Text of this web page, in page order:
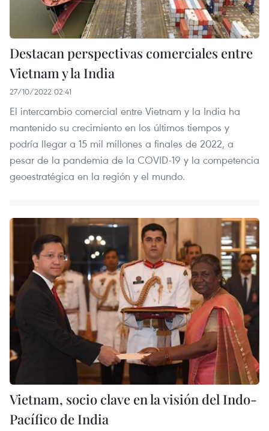
Destacan perspectivas comerciales entre
Vietnam y la India
27/10/2022 02:41
El intercambio comercial entre Vietnam y la India ha
mantenido su crecimiento en los últimos tiempos y
podría llegar a 15 mil millones a finales de 2022, a
pesar de la pandemia de la COVID-19 y la competencia
geoestratégica en la región y el mundo.
Vietnam, socio clave en la visión del Indo-
Pacífico de India